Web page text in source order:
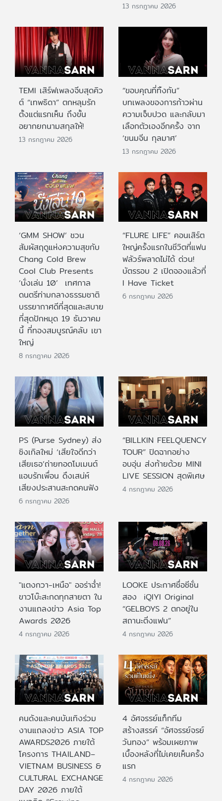
13 กรกฎาคม 2026
TEMI เสิร์ฟเพลงจีบสุดคิว
ต์ “เทพธิดา” ตกหลุมรัก
ตั้งแต่แรกเห็น ถึงขั้น
อยากยกนามสกุลให้!
13 กรกฎาคม 2026
“ขอบคุณที่ทิ้งกัน”
บทเพลงของการก้าวผ่าน
ความเจ็บปวด และกลับมา
เลือกตัวเองอีกครั้ง จาก
‘ขนมจีน กุลมาศ’
13 กรกฎาคม 2026
‘GMM SHOW’ ชวน
สัมผัสฤดูแห่งความสุขกับ
Chang Cold Brew
Cool Club Presents
‘นั่งเล่น 10’ เทศกาล
ดนตรีท่ามกลางธรรมชาติ
บรรยากาศดีที่สุดและสบาย
ที่สุดปักหมุด 19 ธันวาคม
นี้ ที่ทองสมบูรณ์คลับ เขา
ใหญ่
8 กรกฎาคม 2026
“FLURE LIFE” คอนเสิร์ต
ใหญ่ครั้งแรกในชีวิตที่แฟน
ฟลัวร์พลาดไม่ได้ ด่วน!
บัตรรอบ 2 เปิดจองแล้วที่
I Have Ticket
6 กรกฎาคม 2026
PS (Purse Sydney) ส่ง
ซิงเกิลใหม่ ‘เสียใจดีกว่า
เสียเธอ’ถ่ายทอดโมเมนต์
แอบรักเพื่อน ดึงเสน่ห์
เสียงประสานสะกดคนฟัง
6 กรกฎาคม 2026
“BILLKIN FEELQUENCY
TOUR” ปิดฉากอย่าง
อบอุ่น ส่งท้ายด้วย MINI
LIVE SESSION สุดพิเศษ
4 กรกฎาคม 2026
"แตงกวา-เหนือ" ออร่าฉ่ำ!
ขาวโบ๊ะสะกดทุกสายตา ใน
งานแถลงข่าว Asia Top
Awards 2026
4 กรกฎาคม 2026
LOOKE ประกาศชื่อซีซั่น
สอง iQIYI Original
“GELBOYS 2 ตกอยู่ใน
สถานะติ่งแฟน”
4 กรกฎาคม 2026
คนดังและคนบันเทิงร่วม
งานแถลงข่าว ASIA TOP
AWARDS2026 ภายใต้
โครงการ THAILAND–
VIETNAM BUSINESS &
CULTURAL EXCHANGE
DAY 2026 ภายใต้
4 อัศจรรย์แท็กทีม
สร้างสรรค์ “อัศจรรย์จรย์
วันทอง” พร้อมเผยภาพ
เบื้องหลังที่ไม่เคยเห็นครั้ง
แรก
4 กรกฎาคม 2026